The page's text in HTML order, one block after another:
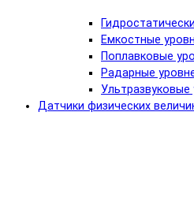
Емкостные
Поплавковые
Радарные
Датчики физических